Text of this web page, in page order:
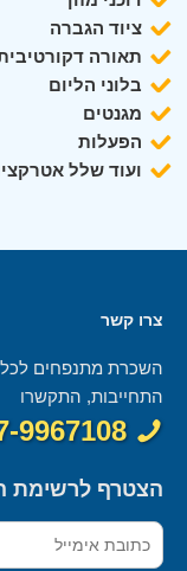
ציוד הגברה
תאורה
בלוני הליום
מגנטים
הפעלות
ועוד שלל
צרו קשר
השכרת מתנפחים לכל
התחייבות, התקשרו
077-9967108
הצטרף לרשימת